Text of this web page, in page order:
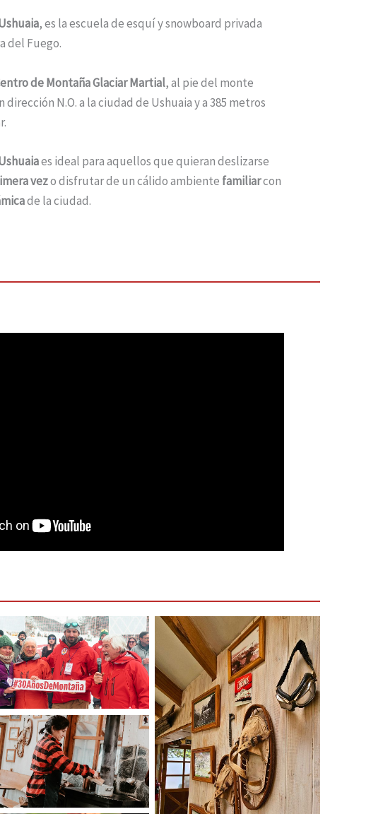
, es la escuela de esquí y snowboard privada
del Fuego.
de Montaña Glaciar Martial, al pie del monte
dirección N.O. a la ciudad de Ushuaia y a 385 metros
es ideal para aquellos que quieran deslizarse
vezo disfrutar de un cálido ambiente familiarcon
de la ciudad.
30 Años de Montaña
El Refugio
El Refugio